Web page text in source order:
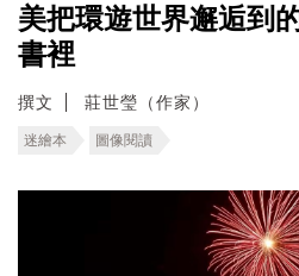
美把環遊世界邂逅到
書裡
撰文 莊世瑩（作家）
迷繪本 圖像閱讀